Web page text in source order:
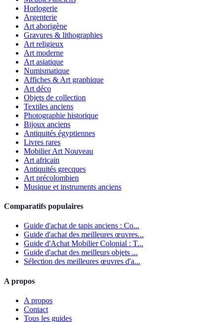
Horlogerie
Argenterie
Art aborigène
Gravures & lithographies
Art religieux
Art moderne
Art asiatique
Numismatique
Affiches & Art graphique
Art déco
Objets de collection
Textiles anciens
Photographie historique
Bijoux anciens
Antiquités égyptiennes
Livres rares
Mobilier Art Nouveau
Art africain
Antiquités grecques
Art précolombien
Musique et instruments anciens
Comparatifs populaires
Guide d'achat de tapis anciens : Co...
Guide d'achat des meilleures œuvres...
Guide d'Achat Mobilier Colonial : T...
Guide d'achat des meilleurs objets ...
Sélection des meilleures œuvres d'a...
A propos
A propos
Contact
Tous les guides